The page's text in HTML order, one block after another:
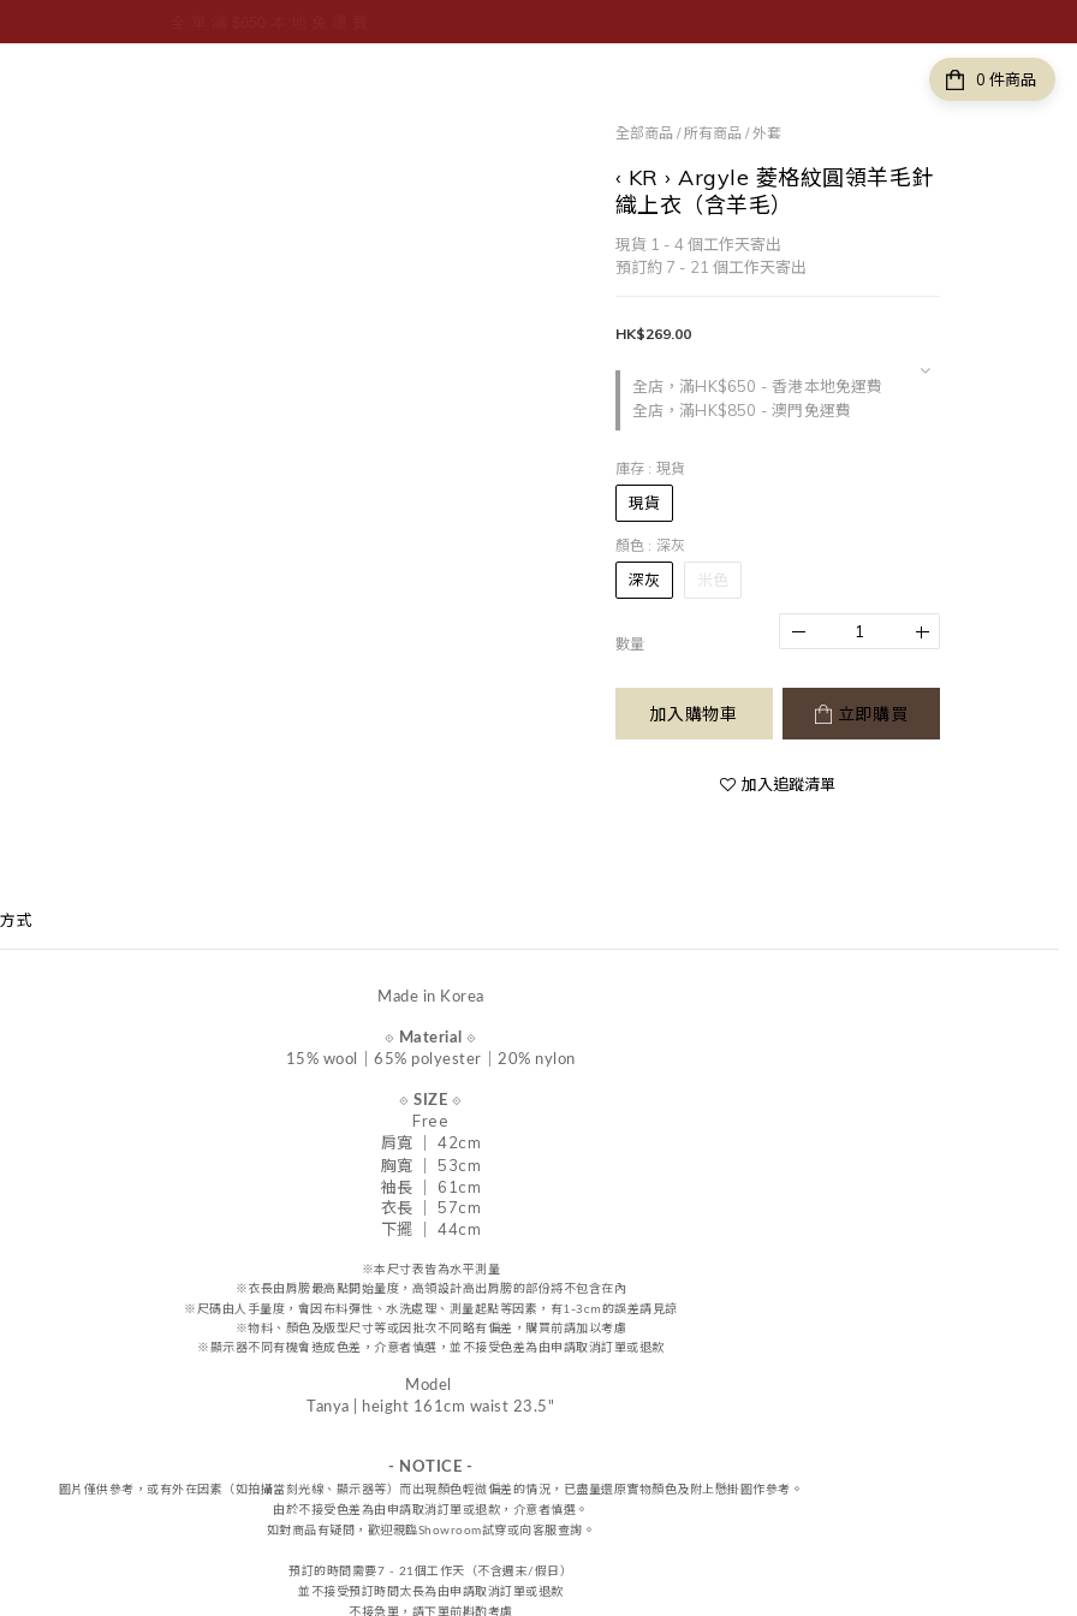
件商品
全部商品 /所有商品 /外套
‹ KR › Argyle 菱格紋圓領羊毛針
織上衣（含羊毛）
現貨 1 - 4 個工作天寄出
預訂約 7 - 21 個工作天寄出
全店，滿HK$650 - 香港本地免運費
全店，滿HK$850 - 澳門免運費
HK$269.00
庫存 : 現貨
現貨
顏色 : 深灰
深灰 米色
數量
加入購物車 立即購買
加入追蹤清單
式
Made in Korea
⟐ Material
⟐
15% wool｜65% polyester｜20% nylon
⟐SIZE ⟐
Free
肩寬 ｜ 42cm
胸寬 ｜ 53cm
袖長 ｜ 61cm
衣長 ｜ 57cm
下擺 ｜ 44cm
※本尺寸表皆為水平測量
※ 衣長由肩膀 最高點開始量度，高領設計高出肩膀的部份將不包含在內
※尺碼由人手量度，會因布料彈性、水洗處理、測量起點等因素， 有1-3cm的誤差請見諒
※物料、顏色及版型尺寸等或因批次不同略有偏差，購買前請加以考慮
※顯示器不同有機會造成色差，介意者慎選，並不接受色差為由申請取消訂單或退款
Model
Tanya | height 161cm waist 23.5"
- NOTICE -
圖片僅供參考，或 有外在因素（如拍攝當刻光線、 顯示器等 ）而出現顏色輕微偏差的情況， 已盡量還原實物顏色及附上懸掛圖作參考。
由於不接受色差 為由申請取消訂單或退款， 介意者慎選。
如對商品有疑問，歡迎親臨Showroom試穿或向客服查詢。
預訂的時間需要7 - 21個工作天（不含週末/假日）
並不接受預訂時間太長為由申請取消訂單或退款
不接急單，請下單前斟酌考慮